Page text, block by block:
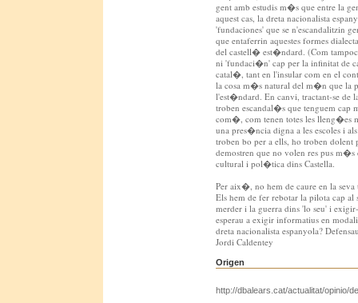
gent amb estudis m�s que entre la
aquest cas, la dreta nacionalista
'fundaciones' que se n'escandalitzin
que entaferrin aquestes formes
del castell� est�ndard. (Com
ni 'fundaci�n' cap per la infinitat de
catal�, tant en l'insular com en el
la cosa m�s natural del m�n que la
l'est�ndard. En canvi, tractant-se de
troben escandal�s que tenguem cap
com�, com tenen totes les lleng�es
una pres�ncia digna a les escoles i
troben bo per a ells, ho troben
demostren que no volen res pus
cultural i pol�tica dins Castella.
Per aix�, no hem de caure en la
Els hem de fer rebotar la pilota cap
merder i la guerra dins 'lo seu' i
esperau a exigir informatius en
dreta nacionalista espanyola?
Jordi Caldentey
Origen
http://dbalears.cat/actualitat/opinio/